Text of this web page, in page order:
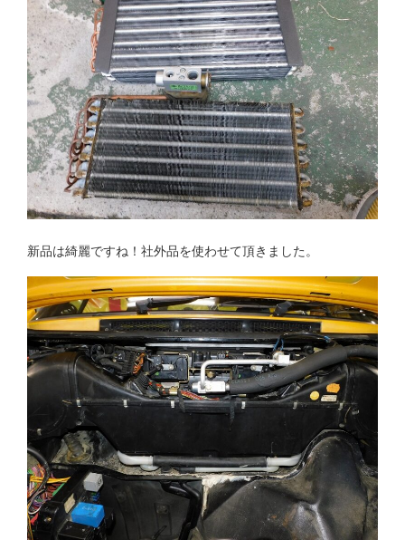
新品は綺麗ですね！社外品を使わせて頂きました。